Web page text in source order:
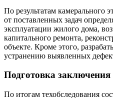
По результатам камерального
от поставленных задач
эксплуатации жилого дома,
капитального ремонта,
объекте. Кроме этого,
устранению выявленных
Подготовка заключения
По итогам техобследования